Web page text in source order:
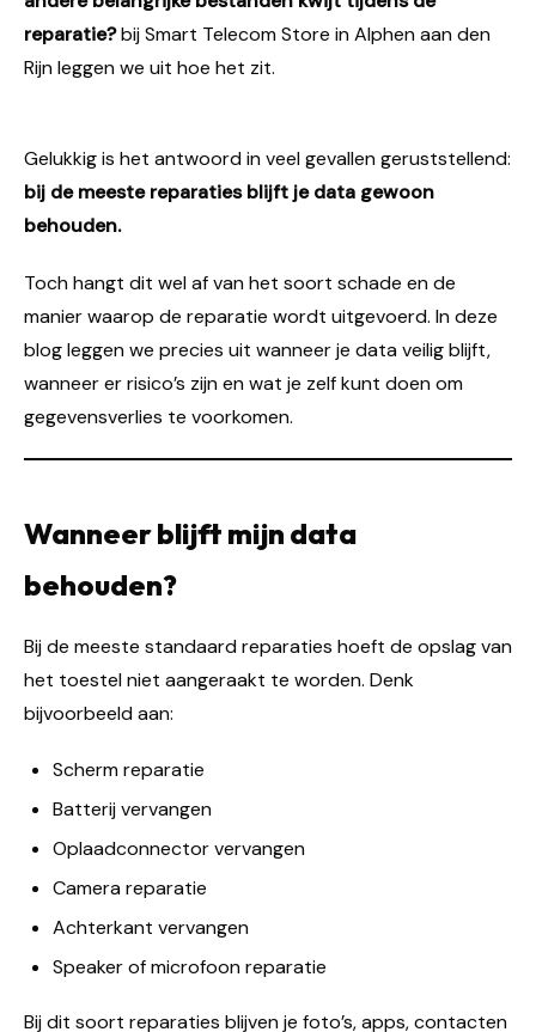
reparatie?bij Smart Telecom Store in Alphen aan den
Rijn leggen we uit hoe het zit.
Gelukkig is het antwoord in veel gevallen geruststellend:
bij de meeste reparaties blijft je data gewoon
behouden.
Toch hangt dit wel af van het soort schade en de
manier waarop de reparatie wordt uitgevoerd. In deze
blog leggen we precies uit wanneer je data veilig blijft,
wanneer er risico’s zijn en wat je zelf kunt doen om
gegevensverlies te voorkomen.
Wanneer blijft mijn data
behouden?
Bij de meeste standaard reparaties hoeft de opslag van
het toestel niet aangeraakt te worden. Denk
bijvoorbeeld aan:
Scherm reparatie
Batterij vervangen
Oplaadconnector vervangen
Camera reparatie
Achterkant vervangen
Speaker of microfoon reparatie
Bij dit soort reparaties blijven je foto’s, apps, contacten